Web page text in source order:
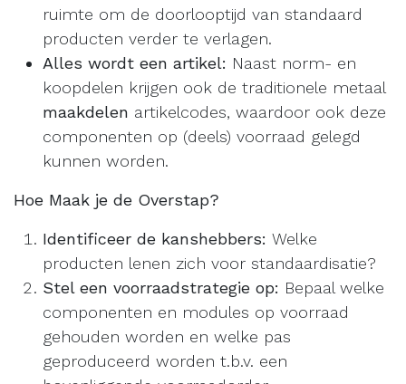
ruimte om de doorlooptijd van standaard
producten verder te verlagen.
Alles wordt een artikel: Naast norm- en
koopdelen krijgen ook de traditionele metaal
maakdelen artikelcodes, waardoor ook deze
componenten op (deels) voorraad gelegd
kunnen worden.
Hoe Maak je de Overstap?
Identificeer de kanshebbers: Welke
producten lenen zich voor standaardisatie?
Stel een voorraadstrategie op: Bepaal welke
componenten en modules op voorraad
gehouden worden en welke pas
geproduceerd worden t.b.v. een